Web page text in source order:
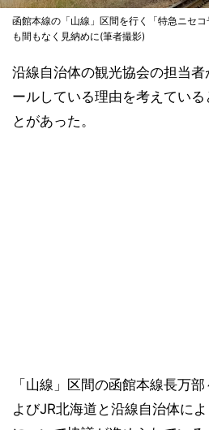
函館本線の「山線」区間を行く「特急ニセ
も間もなく見納めに(筆者撮影)
沿線自治体の観光協会の担当
ールしている理由を考えている
とがあった。
「山線」区間の函館本線長万
よびJR北海道と沿線自治体に